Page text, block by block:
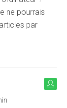
ne pourrais
par